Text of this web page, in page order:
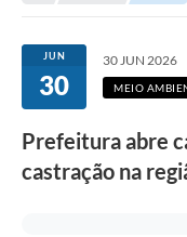
JUN
30
30 JUN 2026
MEIO
Prefeitura abre
castração na